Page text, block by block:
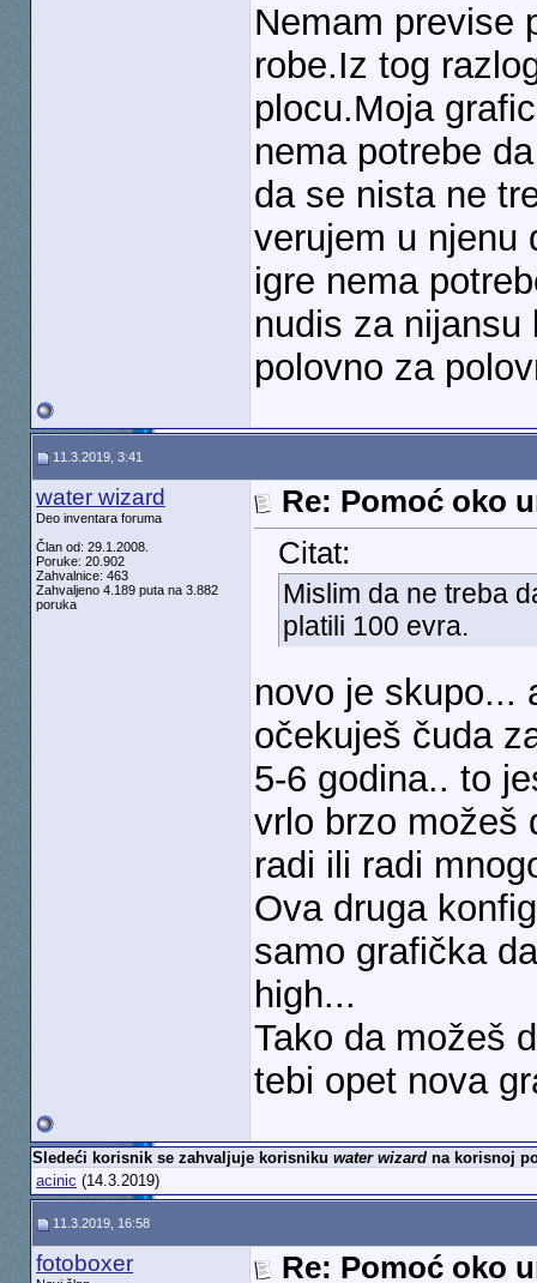
Nemam previse
robe.Iz tog
plocu.Moja
nema potrebe
da se nista ne
verujem u njenu
igre nema
nudis za nijansu
polovno za
11.3.2019, 3:41
water wizard
Deo inventara foruma
Član od: 29.1.2008.
Poruke: 20.902
Zahvalnice: 463
Zahvaljeno 4.189 puta na 3.882
poruka
Re: Pomoć oko
Citat:
Mislim da ne treba
platili 100 evra.
novo je skupo...
očekuješ čuda
5-6 godina.. to
vrlo brzo možeš
radi ili radi
Ova druga
samo grafička
high...
Tako da možeš
tebi opet nova
Sledeći korisnik se zahvaljuje korisniku water wizardna korisnoj
acinic (14.3.2019)
11.3.2019, 16:58
fotoboxer
Re: Pomoć oko